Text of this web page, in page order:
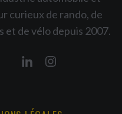
curieux de rando, de
et de vélo depuis 2007.